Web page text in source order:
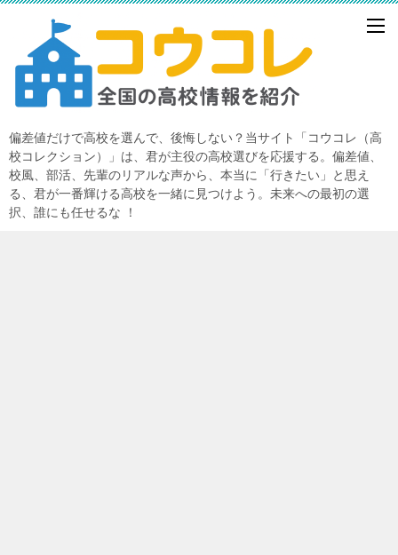
偏差値だけで高校を選んで、後悔しない？当サイト「コウコレ（高
校コレクション）」は、君が主役の高校選びを応援する。偏差値、
校風、部活、先輩のリアルな声から、本当に「行きたい」と思え
る、君が一番輝ける高校を一緒に見つけよう。未来への最初の選
択、誰にも任せるな ！